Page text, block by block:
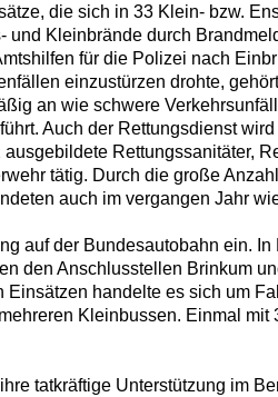
die sich in 33 Klein- bzw.
Kleinbrände durch
für die Polizei nach
einzustürzen drohte,
an wie schwere
Auch der Rettungsdienst
Rettungssanitäter,
tätig. Durch die große
auch im vergangen Jahr
auf der Bundesautobahn ein.
den Anschlusstellen Brinkum
handelte es sich um
Kleinbussen. Einmal
tatkräftige Unterstützung im